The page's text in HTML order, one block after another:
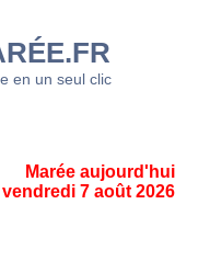
en un seul clic
Marée aujourd'hui
vendredi 7 août 2026